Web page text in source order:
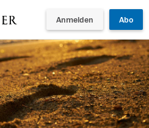
Anmelden Abo